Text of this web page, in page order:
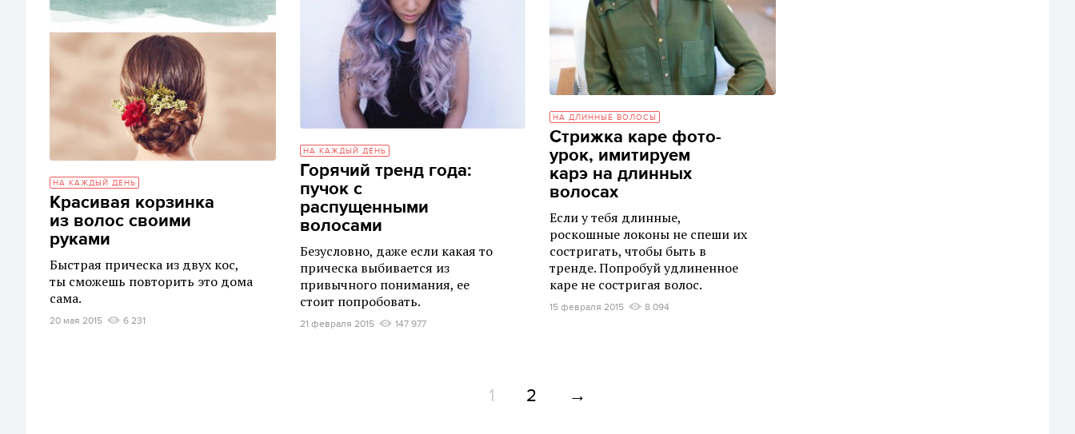
НА КАЖДЫЙ ДЕНЬ
Красивая корзинка
из волос своими
руками
Быстрая прическа из двух кос,
ты сможешь повторить это дома
сама.
20 мая 2015 6 231
НА КАЖДЫЙ ДЕНЬ
Горячий тренд года:
пучок с
распущенными
волосами
Безусловно, даже если какая то
прическа выбивается из
привычного понимания, ее
стоит попробовать.
21 февраля 2015 147 977
НА ДЛИННЫЕ ВОЛОСЫ
Стрижка каре фото-
урок, имитируем
карэ на длинных
волосах
Если у тебя длинные,
роскошные локоны не спеши их
состригать, чтобы быть в
тренде. Попробуй удлиненное
каре не состригая волос.
15 февраля 2015 8 094
1 2 →